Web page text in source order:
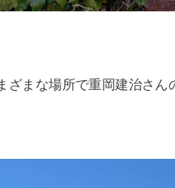
ざまな場所で重岡建治さん